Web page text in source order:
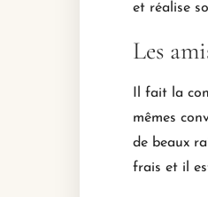
et réalise
Les
Il fait la
mêmes
de beaux
frais et il